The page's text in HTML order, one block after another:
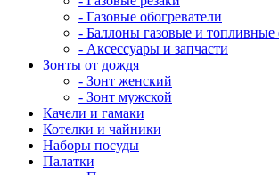
- Газовые обогреватели
- Баллоны газовые и топливные
- Аксессуары и запчасти
Зонты от дождя
- Зонт женский
- Зонт мужской
Качели и гамаки
Котелки и чайники
Наборы посуды
Палатки